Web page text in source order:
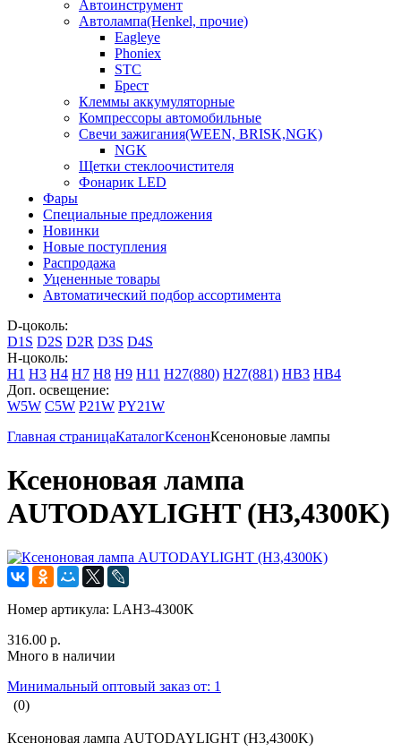
Автоинструмент
Автолампа(Henkel, прочие)
Eagleye
Phoniex
STC
Брест
Клеммы аккумуляторные
Компрессоры автомобильные
Свечи зажигания(WEEN, BRISK,NGK)
NGK
Щетки стеклоочистителя
Фонарик LED
Фары
Специальные предложения
Новинки
Новые поступления
Распродажа
Уцененные товары
Автоматический подбор ассортимента
D-цоколь:
D1S D2S D2R D3S D4S
H-цоколь:
H1 H3 H4 H7 H8 H9 H11 H27(880) H27(881) HB3 HB4
Доп. освещение:
W5W C5W P21W PY21W
Главная страницаКаталогКсенонКсеноновые лампы
Ксеноновая лампа
AUTODAYLIGHT (H3,4300K)
Номер артикула: LAH3-4300K
316.00 р.
Много в наличии
Минимальный оптовый заказ от: 1
(0)
Ксеноновая лампа AUTODAYLIGHT (H3,4300K)